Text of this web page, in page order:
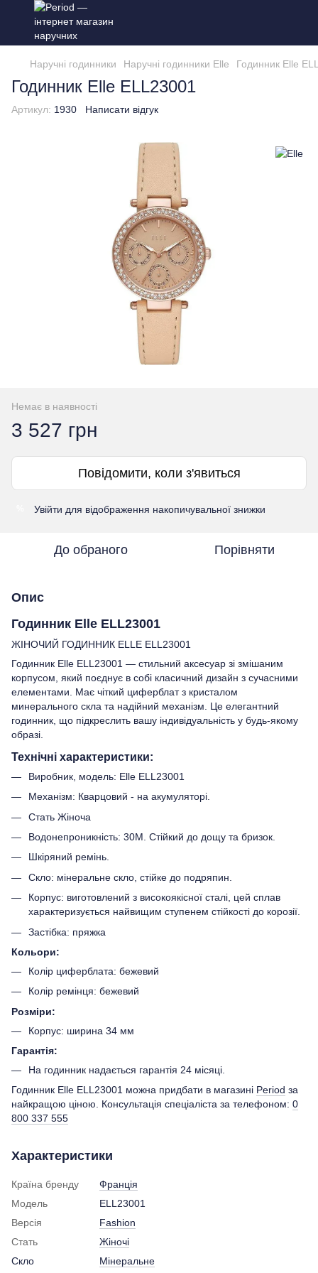
Наручні годинники Наручні годинники Elle Годинник Elle
Годинник Elle ELL23001
Артикул: 1930 Написати відгук
Немає в наявності
3 527 грн
Повідомити, коли з'явиться
Увійти для відображення накопичувальної знижки
До обраного Порівняти
Опис
Годинник Elle ELL23001
ЖІНОЧИЙ ГОДИННИК ELLE ELL23001
Годинник Elle ELL23001 — стильний аксесуар зі змішаним
корпусом, який поєднує в собі класичний дизайн з сучасними
елементами. Має чіткий циферблат з кристалом
минерального скла та надійний механізм. Це елегантний
годинник, що підкреслить вашу індивідуальність у будь-якому
образі.
Технічні характеристики:
Виробник, модель: Elle ELL23001
Механізм: Кварцовий - на акумуляторі.
Стать Жіноча
Водонепроникність: 30M. Стійкий до дощу та бризок.
Шкіряний ремінь.
Скло: мінеральне скло, стійке до подряпин.
Корпус: виготовлений з високоякісної сталі, цей сплав
характеризується найвищим ступенем стійкості до корозії.
Застібка: пряжка
Кольори:
Колір циферблата: бежевий
Колір ремінця: бежевий
Розміри:
Корпус: ширина 34 мм
Гарантія:
На годинник надається гарантія 24 місяці.
Годинник Elle ELL23001 можна придбати в магазині Period за
найкращою ціною. Консультація спеціаліста за телефоном: 0
800 337 555
Характеристики
Країна бренду
Франція
Модель
ELL23001
Версія
Fashion
Стать
Жіночі
Скло
Мінеральне